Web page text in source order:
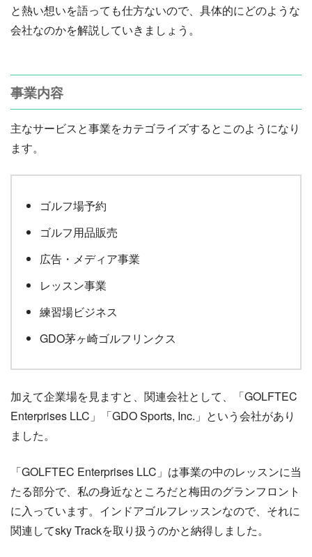
と熱い想いを語っても仕方ないので、具体的にどのような
会社なのかを解説していきましょう。
事業内容
主なサービスと事業をカテゴライズするとこのようになり
ます。
ゴルフ場予約
ゴルフ用品販売
広告・メディア事業
レッスン事業
練習場ビジネス
GDO茅ヶ崎ゴルフリンクス
加えて企業場を見ますと、関連会社として、「GOLFTEC
Enterprises LLC」「GDO Sports, Inc.」という会社があり
ました。
「GOLFTEC Enterprises LLC」は事業の中のレッスンに当
たる部分で、私の身近なところだと梅田のグランフロント
に入っています。インドアゴルフレッスンなので、それに
関連してsky Trackを取り扱うのかと納得しました。